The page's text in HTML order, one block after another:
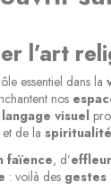
l’art
essentiel dans la
nos
langage visuel
et de la spiritualité
faïence, d’
: voilà des gestes